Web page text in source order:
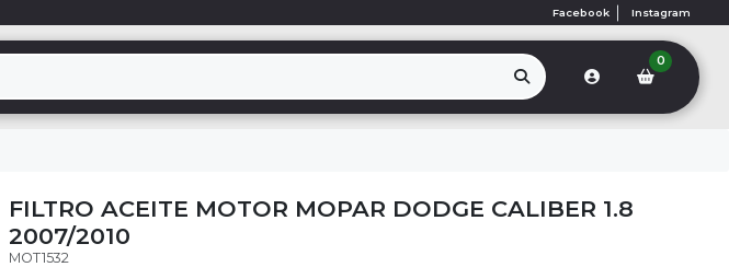
Facebook Instagram
0
FILTRO ACEITE MOTOR MOPAR DODGE CALIBER 1.8
2007/2010
MOT1532